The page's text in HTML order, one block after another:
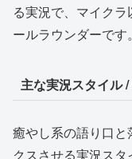
る実況で、マイク
ールラウンダーです。
主な実況スタイル
癒やし系の語り口
クスさせる実況ス